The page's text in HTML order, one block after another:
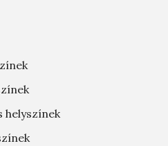
helyszínek